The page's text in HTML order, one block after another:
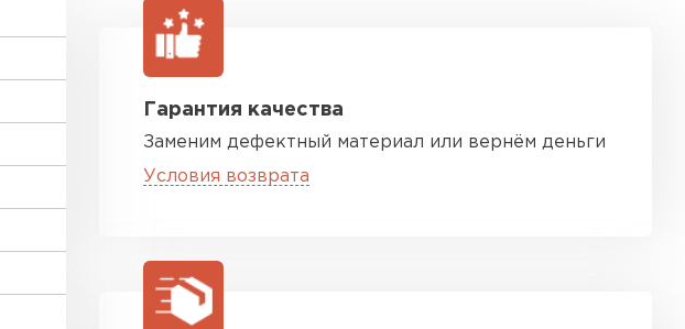
Гарантия качества
Заменим дефектный материал или вернём деньги
Условия возврата